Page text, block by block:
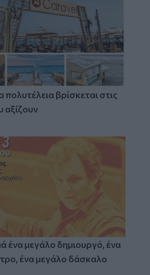
πολυτέλεια βρίσκεται στις
αξίζουν
ένα μεγάλο δημιουργό, ένα
ένα μεγάλο δάσκαλο